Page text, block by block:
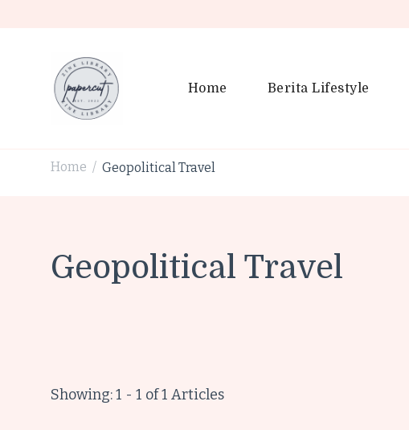
Home Berita Lifestyle
Home / Geopolitical Travel
Geopolitical Travel
Showing: 1 - 1 of 1 Articles